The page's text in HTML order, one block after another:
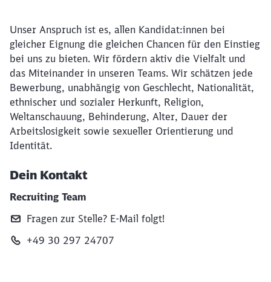
Unser Anspruch ist es, allen Kandidat:innen bei
gleicher Eignung die gleichen Chancen für den Einstieg
bei uns zu bieten. Wir fördern aktiv die Vielfalt und
das Miteinander in unseren Teams. Wir schätzen jede
Bewerbung, unabhängig von Geschlecht, Nationalität,
ethnischer und sozialer Herkunft, Religion,
Weltanschauung, Behinderung, Alter, Dauer der
Arbeitslosigkeit sowie sexueller Orientierung und
Identität.
Dein Kontakt
Recruiting Team
Fragen zur Stelle? E‑Mail folgt!
+49 30 297 24707